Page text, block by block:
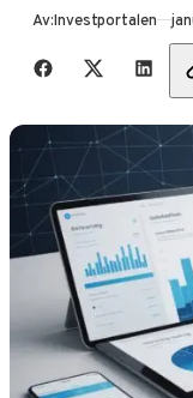
Av:Investportalen
Dela med vänner